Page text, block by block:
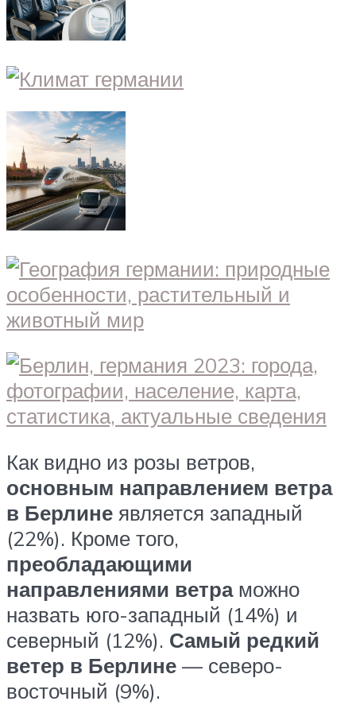
Как видно из розы ветров,
основным направлением ветра
в Берлине является западный
(22%). Кроме того,
преобладающими
направлениями ветраможно
назвать юго-западный (14%) и
северный (12%). Самый редкий
ветер в Берлине — северо-
восточный (9%).